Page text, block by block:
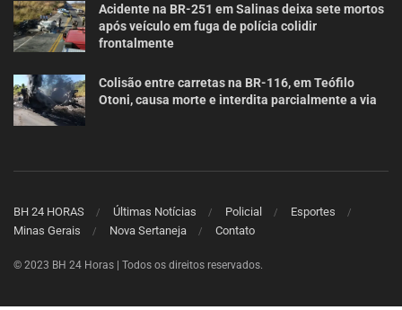
Acidente na BR-251 em Salinas deixa sete mortos
após veículo em fuga de polícia colidir
frontalmente
Colisão entre carretas na BR-116, em Teófilo
Otoni, causa morte e interdita parcialmente a via
BH 24 HORAS Últimas Notícias Policial
Esportes
Minas Gerais
Nova Sertaneja Contato
© 2023 BH 24 Horas | Todos os direitos reservados.